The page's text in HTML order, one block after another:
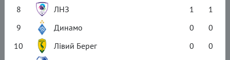
8
ЛНЗ 1
1
9
Динамо 0
0
10
Лівий Берег 0
0